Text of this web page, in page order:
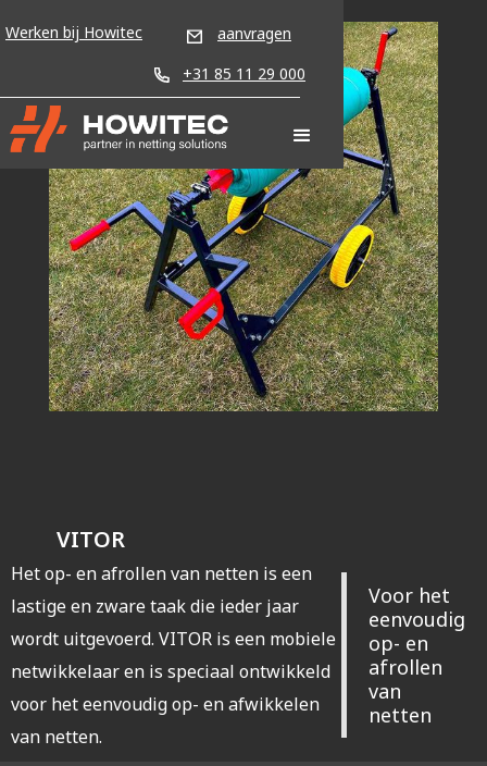
Werken bij Howitec
aanvragen
+31 85 11 29 000
VITOR
Het op- en afrollen van netten is een
lastige en zware taak die ieder jaar
wordt uitgevoerd. VITOR is een mobiele
netwikkelaar en is speciaal ontwikkeld
voor het eenvoudig op- en afwikkelen
van netten.
Voor het
eenvoudig
op- en
afrollen
van
netten